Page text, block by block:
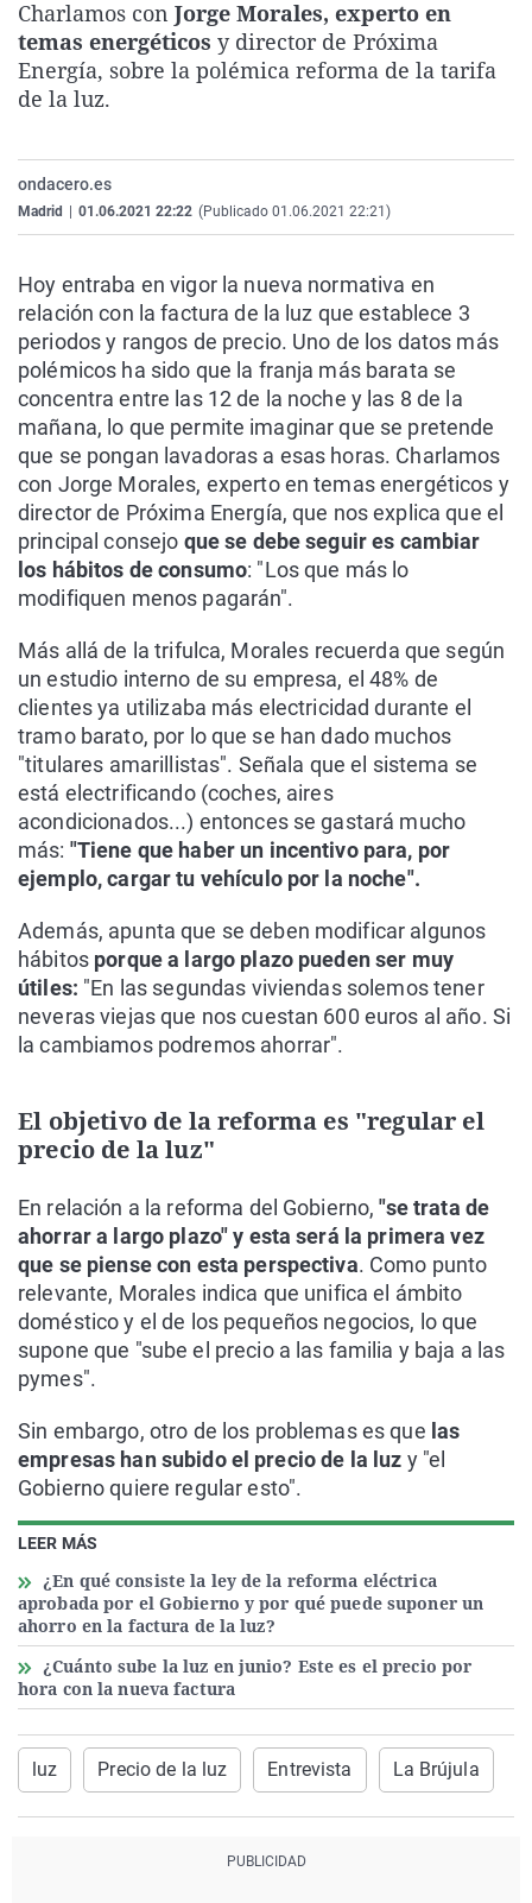
La rosa de los vientos
Gente viajera
Caso
Retornados
Extremadura
Galicia
Virales
Televisión
Charlamos con Jorge Morales, experto en
temas energéticos y director de Próxima
Energía, sobre la polémica reforma de la tarifa
de la luz.
ondacero.es
Madrid 01.06.2021 22:22 (Publicado 01.06.2021 22:21)
LEER MÁS
¿En qué consiste la ley de la reforma eléctrica
aprobada por el Gobierno y por qué puede suponer un
ahorro en la factura de la luz?
¿Cuánto sube la luz en junio? Este es el precio por
hora con la nueva factura
Hoy entraba en vigor la nueva normativa en
relación con la factura de la luz que establece 3
periodos y rangos de precio. Uno de los datos más
polémicos ha sido que la franja más barata se
concentra entre las 12 de la noche y las 8 de la
mañana, lo que permite imaginar que se pretende
que se pongan lavadoras a esas horas. Charlamos
con Jorge Morales, experto en temas energéticos y
director de Próxima Energía, que nos explica que el
principal consejo que se debe seguir es cambiar
los hábitos de consumo: "Los que más lo
modifiquen menos pagarán".
Más allá de la trifulca, Morales recuerda que según
un estudio interno de su empresa, el 48% de
clientes ya utilizaba más electricidad durante el
tramo barato, por lo que se han dado muchos
"titulares amarillistas". Señala que el sistema se
está electrificando (coches, aires
acondicionados...) entonces se gastará mucho
más: "Tiene que haber un incentivo para, por
ejemplo, cargar tu vehículo por la noche".
Además, apunta que se deben modificar algunos
hábitos porque a largo plazo pueden ser muy
útiles: "En las segundas viviendas solemos tener
neveras viejas que nos cuestan 600 euros al año. Si
la cambiamos podremos ahorrar".
El objetivo de la reforma es "regular el
precio de la luz"
En relación a la reforma del Gobierno,"se trata de
ahorrar a largo plazo" y esta será la primera vez
que se piense con esta perspectiva. Como punto
relevante, Morales indica que unifica el ámbito
doméstico y el de los pequeños negocios, lo que
supone que "sube el precio a las familia y baja a las
pymes".
Sin embargo, otro de los problemas es que las
empresas han subido el precio de la luz y "el
Gobierno quiere regular esto".
luz Precio de la luz Entrevista La Brújula